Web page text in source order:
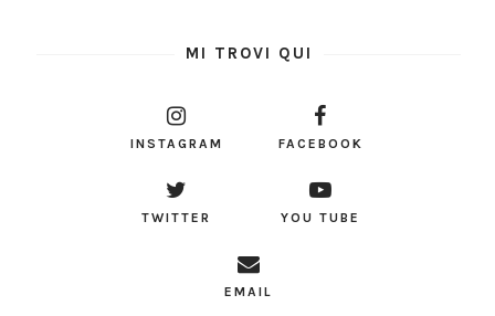
MI TROVI QUI
INSTAGRAM FACEBOOK
TWITTER YOU TUBE
EMAIL